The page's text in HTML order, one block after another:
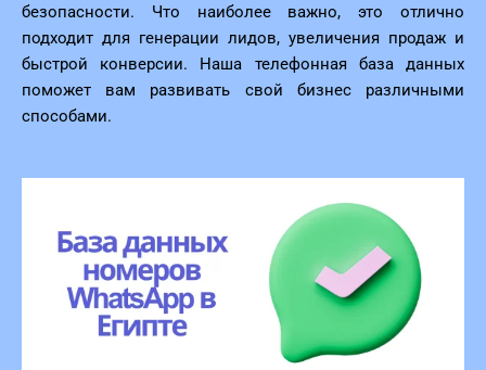
безопасности. Что наиболее важно, это отлично
подходит для генерации лидов, увеличения продаж и
быстрой конверсии. Наша телефонная база данных
поможет вам развивать свой бизнес различными
способами.